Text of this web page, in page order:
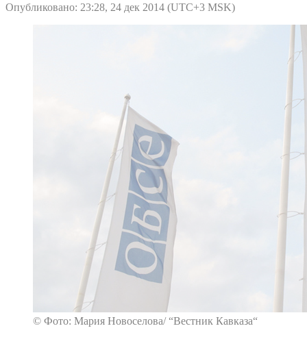
Опубликовано: 23:28, 24 дек 2014 (UTC+3 MSK)
© Фото: Мария Новоселова/ “Вестник Кавказа“